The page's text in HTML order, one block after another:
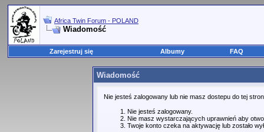
Africa Twin Forum - POLAND
Wiadomość
Zarejestruj się Albumy FAQ
Wiadomość
Nie jesteś zalogowany lub nie masz dostepu do tej
Nie jesteś zalogowany.
Nie masz wystarczających uprawnień aby
Twoje konto czeka na aktywację lub zostało